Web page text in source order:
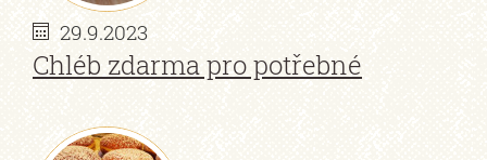
29.9.2023
Chléb zdarma pro potřebné